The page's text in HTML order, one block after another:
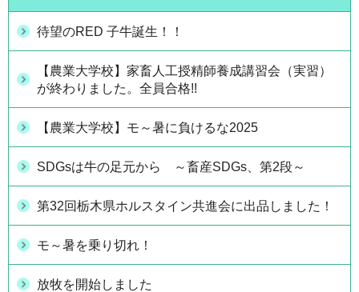
待望のRED 子牛誕生！！
【農業大学校】家畜人工授精師養成講習会（実習）
が終わりました。全員合格!!
【農業大学校】モ～暑に負けるな2025
SDGsは牛の足元から ～畜産SDGs、第2段～
第32回栃木県ホルスタイン共進会に出品しました！
モ～暑を乗り切れ！
放牧を開始しました